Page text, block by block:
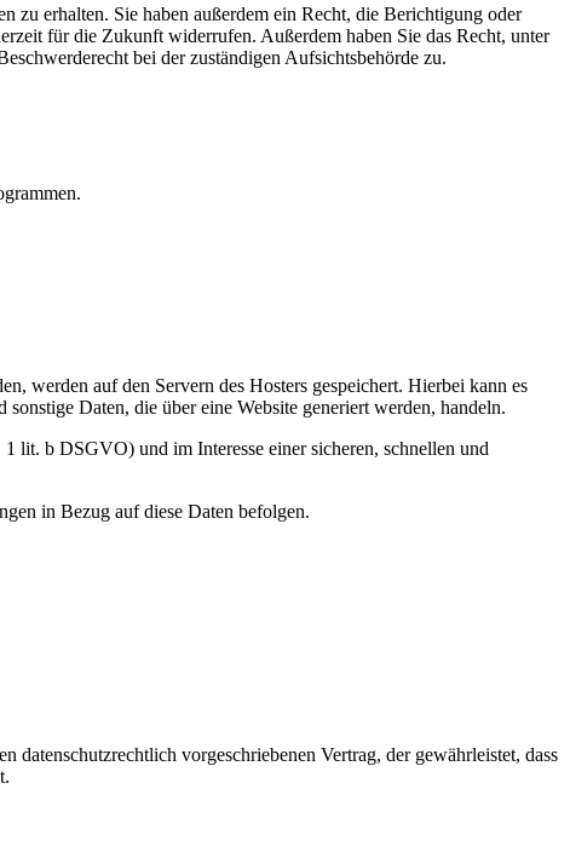
zu erhalten. Sie haben außerdem ein Recht, die Berichtigung oder
für die Zukunft widerrufen. Außerdem haben Sie das Recht, unter
bei der zuständigen Aufsichtsbehörde zu.
werden auf den Servern des Hosters gespeichert. Hierbei kann es
Daten, die über eine Website generiert werden, handeln.
lit. b DSGVO) und im Interesse einer sicheren, schnellen und
in Bezug auf diese Daten befolgen.
vorgeschriebenen Vertrag, der gewährleistet, dass